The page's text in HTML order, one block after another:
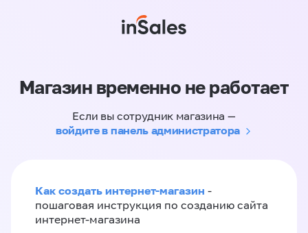
Магазин временно не работает
Если вы сотрудник магазина —
войдите в панель администратора
Как создать интернет-магазин -
пошаговая инструкция по созданию сайта
интернет-магазина